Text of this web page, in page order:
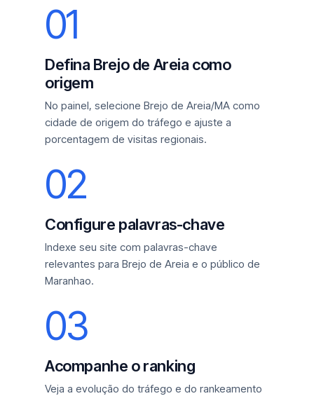
01
Defina Brejo de Areia como
origem
No painel, selecione Brejo de Areia/MA como
cidade de origem do tráfego e ajuste a
porcentagem de visitas regionais.
02
Configure palavras-chave
Indexe seu site com palavras-chave
relevantes para Brejo de Areia e o público de
Maranhao.
03
Acompanhe o ranking
Veja a evolução do tráfego e do rankeamento